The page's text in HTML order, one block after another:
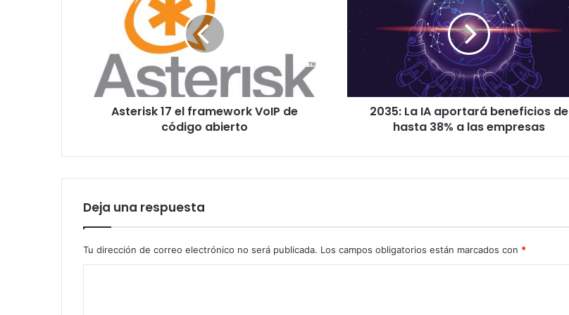
framework
código
abierto
Asterisk 17 el framework VoIP de
código abierto
a
2035: La IA aportará beneficios de
hasta 38% a las empresas
Deja una respuesta
Tu dirección de correo electrónico no será publicada. Los campos obligatorios están marcados con *